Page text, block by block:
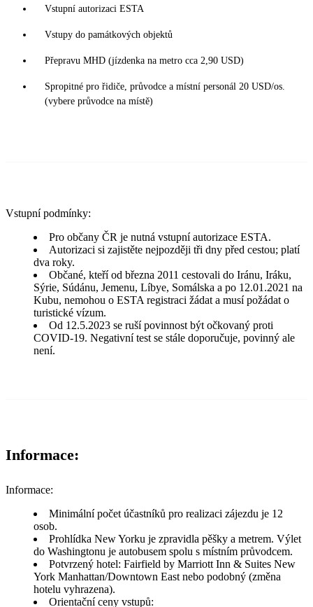
Vstupní autorizaci ESTA
Vstupy do památkových objektů
Přepravu MHD (jízdenka na metro cca 2,90 USD)
Spropitné pro řidiče, průvodce a místní personál 20 USD/os.
(vybere průvodce na místě)
Vstupní podmínky:
Pro občany ČR je nutná vstupní autorizace ESTA.
Autorizaci si zajistěte nejpozději tři dny před cestou; platí
dva roky.
Občané, kteří od března 2011 cestovali do Iránu, Iráku,
Sýrie, Súdánu, Jemenu, Líbye, Somálska a po 12.01.2021 na
Kubu, nemohou o ESTA registraci žádat a musí požádat o
turistické vízum.
Od 12.5.2023 se ruší povinnost být očkovaný proti
COVID-19. Negativní test se stále doporučuje, povinný ale
není.
Informace:
Informace:
Minimální počet účastníků pro realizaci zájezdu je 12
osob.
Prohlídka New Yorku je zpravidla pěšky a metrem. Výlet
do Washingtonu je autobusem spolu s místním průvodcem.
Potvrzený hotel: Fairfield by Marriott Inn & Suites New
York Manhattan/Downtown East nebo podobný (změna
hotelu vyhrazena).
Orientační ceny vstupů: